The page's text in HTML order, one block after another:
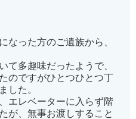
なった方のご遺族から、
て多趣味だったようで、
のですがひとつひとつ丁
した。
エレベーターに入らず階
が、無事お渡しすること